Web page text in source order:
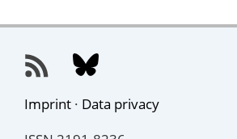
Imprint · Data privacy